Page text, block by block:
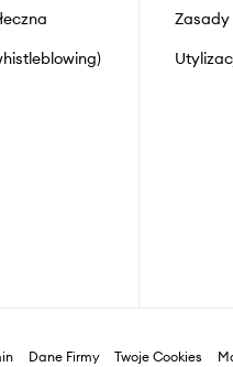
Dane Firmy Twoje Cookies